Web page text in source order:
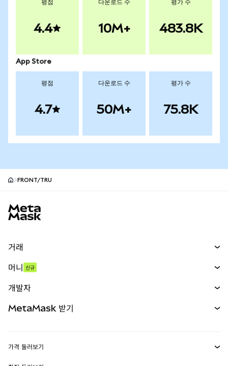
평점
4.4
다운로드 수
10M+
평가 수
483.8K
App Store
평점
4.7
다운로드 수
50M+
평가 수
75.8K
FRONT/TRU
거래
무기한 선물
실물자산
머니 신규
개발자
MetaMask 받기
가격 둘러보기